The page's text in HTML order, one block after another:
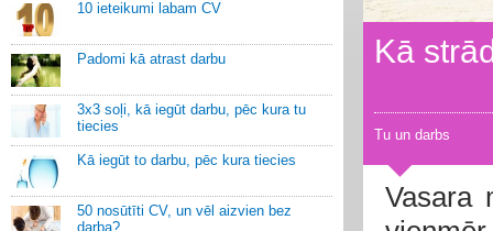
10 ieteikumi labam CV
Padomi kā atrast darbu
3x3 soļi, kā iegūt darbu, pēc kura tu
tiecies
Kā iegūt to darbu, pēc kura tiecies
50 nosūtīti CV, un vēl aizvien bez
darba?
Kā
Tu un darbs
Vasara